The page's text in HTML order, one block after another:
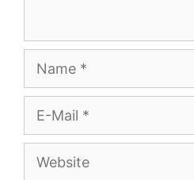
Name
E-
Website